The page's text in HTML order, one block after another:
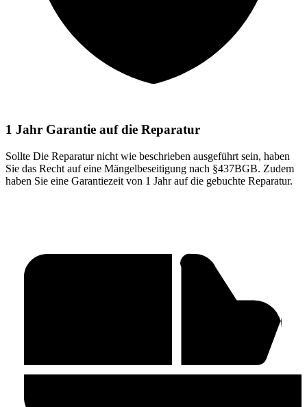
1 Jahr Garantie auf die Reparatur
Sollte Die Reparatur nicht wie beschrieben ausgeführt sein, haben
Sie das Recht auf eine Mängelbeseitigung nach §437BGB. Zudem
haben Sie eine Garantiezeit von 1 Jahr auf die gebuchte Reparatur.